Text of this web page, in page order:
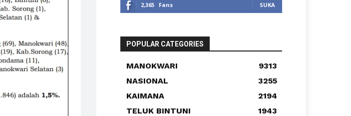
2,365 Fans SUKA
POPULAR CATEGORIES
MANOKWARI
9313
NASIONAL
3255
KAIMANA
2194
TELUK BINTUNI
1943